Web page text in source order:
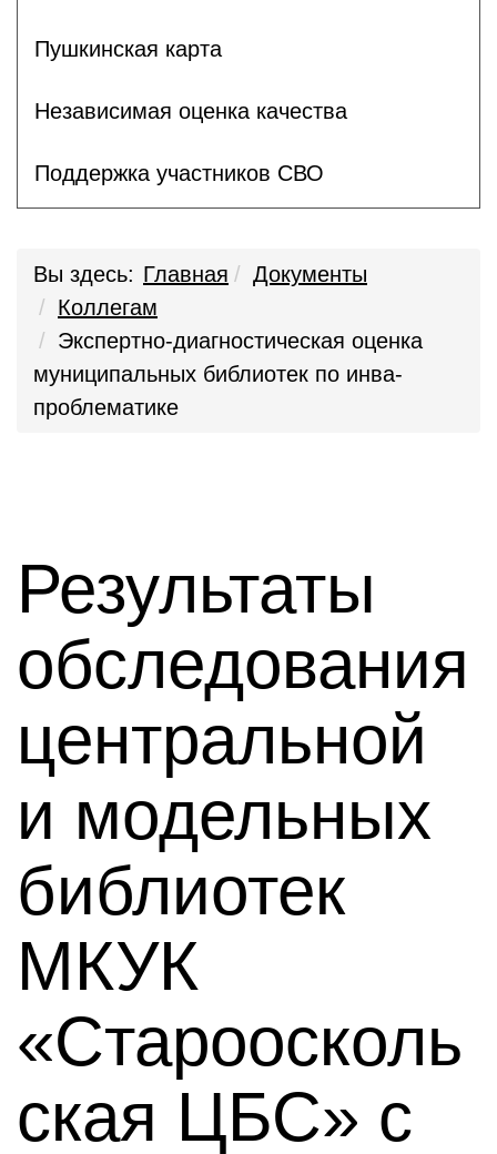
Пушкинская карта
Независимая оценка качества
Поддержка участников СВО
Вы здесь: Главная
Документы
Коллегам
Экспертно-диагностическая оценка
муниципальных библиотек по инва-
проблематике
Результаты
обследования
центральной
и модельных
библиотек
МКУК
«Староосколь
ская ЦБС» с